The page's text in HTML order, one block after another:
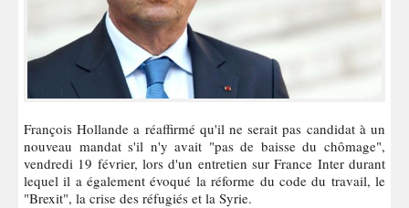
François Hollande a réaffirmé qu'il ne serait pas candidat à un
nouveau mandat s'il n'y avait "pas de baisse du chômage",
vendredi 19 février, lors d'un entretien sur France Inter durant
lequel il a également évoqué la réforme du code du travail, le
"Brexit", la crise des réfugiés et la Syrie.